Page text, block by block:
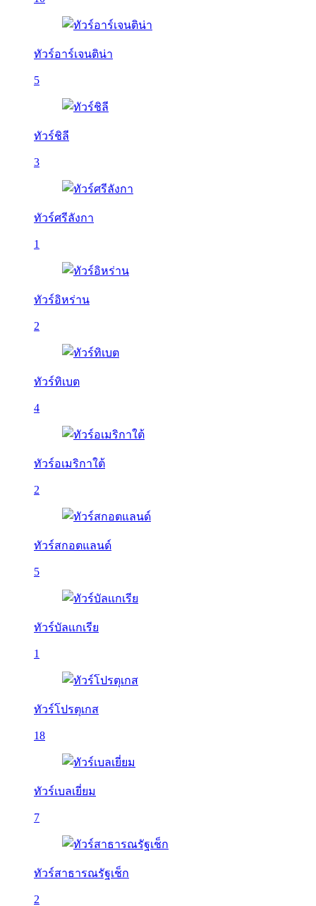
ทัวร์อาร์เจนติน่า
5
ทัวร์ชิลี
3
ทัวร์ศรีลังกา
1
ทัวร์อิหร่าน
2
ทัวร์ทิเบต
4
ทัวร์อเมริกาใต้
2
ทัวร์สกอตแลนด์
5
ทัวร์บัลเเกเรีย
1
ทัวร์โปรตุเกส
18
ทัวร์เบลเยี่ยม
7
ทัวร์สาธารณรัฐเช็ก
2